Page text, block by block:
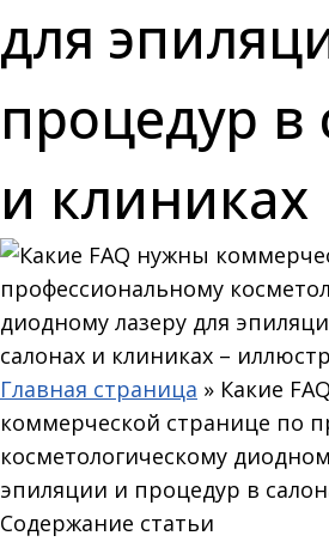
для
процедур в
и клиниках
Главная страница » Какие
коммерческой странице по
косметологическому
эпиляции и процедур в
Содержание статьи